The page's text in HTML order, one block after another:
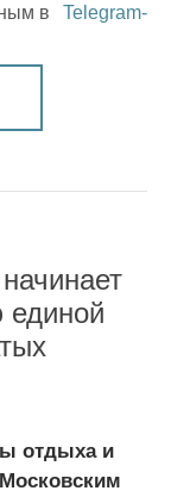
в
Telegram-
отдыха и